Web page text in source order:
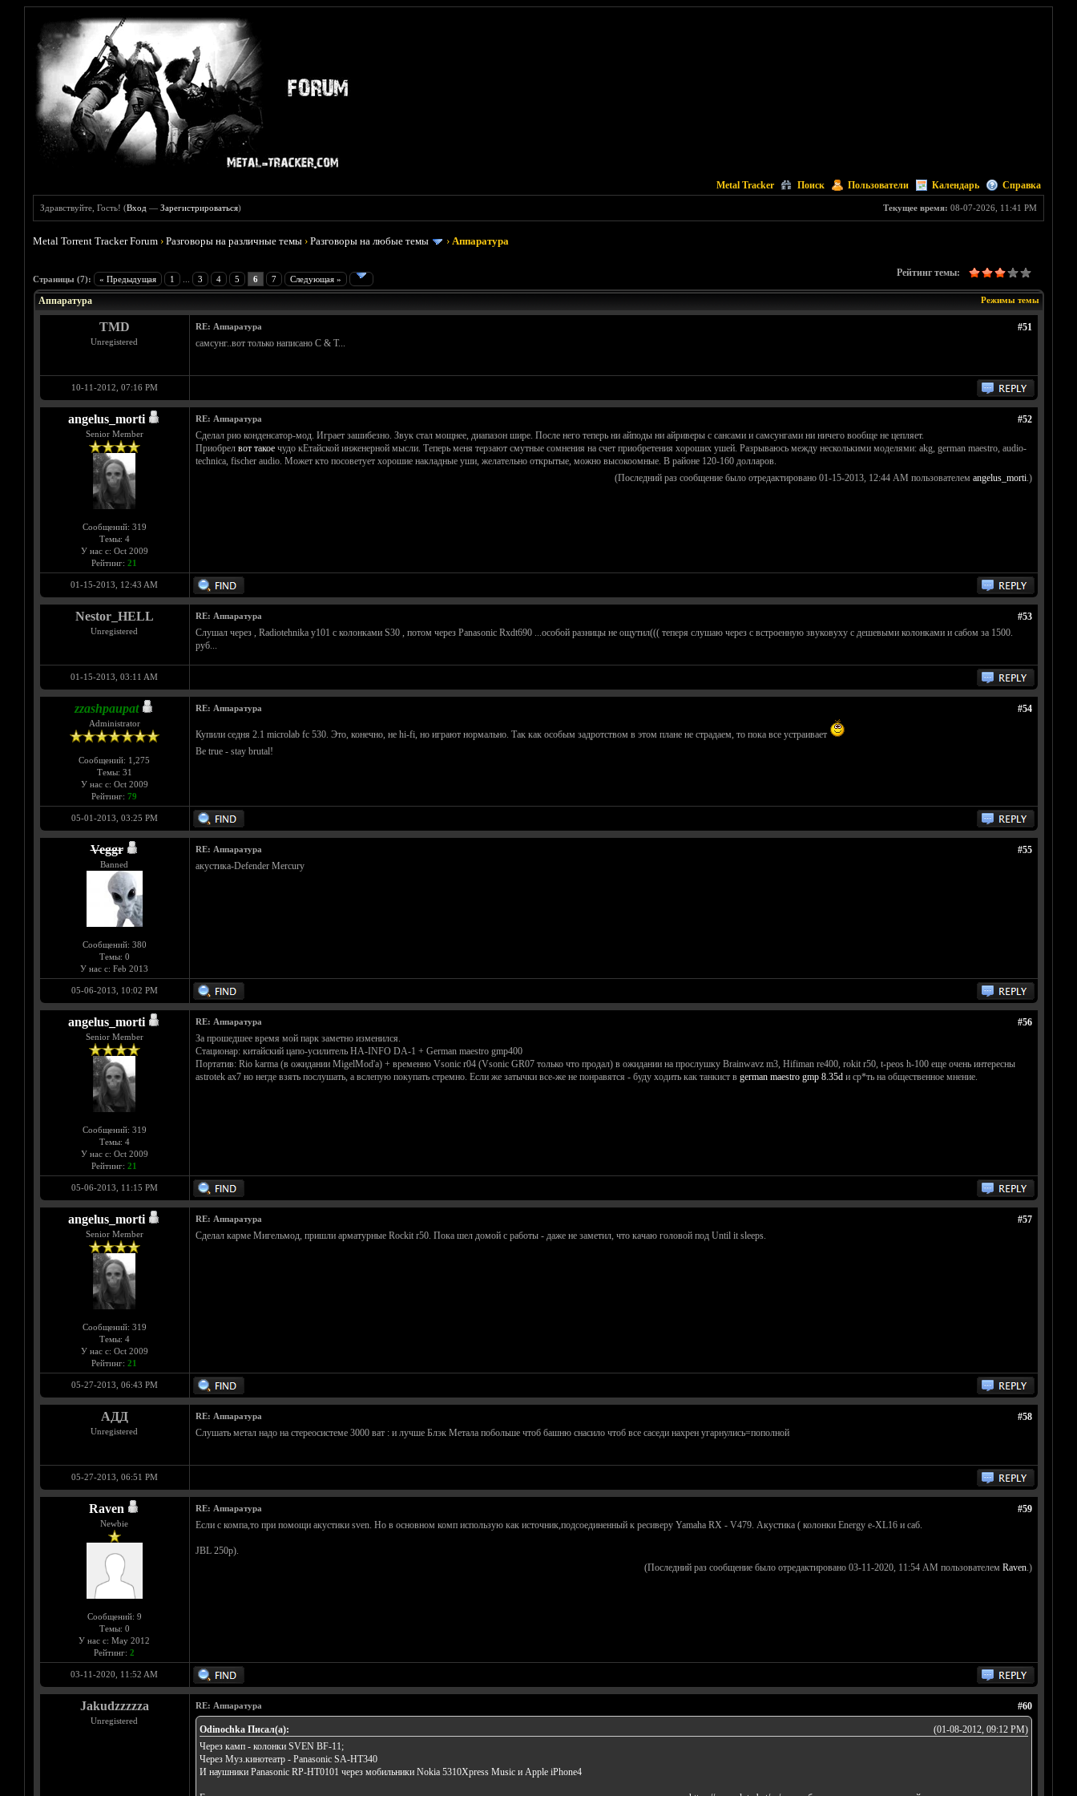
Metal Tracker Поиск Пользователи Календарь Справка
Текущее время: 08-07-2026, 11:41 PM
Здравствуйте, Гость! (Вход —Зарегистрироваться)
Metal Torrent Tracker Forum ›Разговоры на различные темы ›Разговоры на любые темы ›Аппаратура
Страницы (7): « Предыдущая 1 3 4 5 6 7 Следующая »
Рейтинг темы:
Голосов: 2 - Средняя оценка: 2.5
1
2
3
4
5
Режимы темы
Аппаратура
TMD
Unregistered
#51
RE: Аппаратура
самсунг..вот только написано C & T...
10-11-2012, 07:16 PM
angelus_morti
Senior Member
Сообщений: 319
Темы: 4
У нас с: Oct 2009
Рейтинг: 21
#52
RE: Аппаратура
Сделал рио конденсатор-мод. Играет зашибезно. Звук стал мощнее, диапазон шире. После него теперь ни айподы ни айриверы с сансами и самсунгами ни ничего вообще не цепляет.
Приобрел вот такоечудо кЕтайской инженерной мысли. Теперь меня терзают смутные сомнения на счет приобретения хороших ушей. Разрываюсь между несколькими моделями: akg, german maestro, audio-
technica, fischer audio. Может кто посоветует хорошие накладные уши, желательно открытые, можно высокоомные. В районе 120-160 долларов.
(Последний раз сообщение было отредактировано 01-15-2013, 12:44 AM пользователем angelus_morti.)
01-15-2013, 12:43 AM
Nestor_HELL
Unregistered
#53
RE: Аппаратура
Слушал через , Radiotehnika y101 с колонками S30 , потом через Panasonic Rxdt690 ...особой разницы не ощутил((( теперя слушаю через с встроенную звуковуху с дешевыми колонками и сабом за 1500.
руб...
01-15-2013, 03:11 AM
zzashpaupat
Administrator
Сообщений: 1,275
Темы: 31
У нас с: Oct 2009
Рейтинг: 79
#54
RE: Аппаратура
Купили седня 2.1 microlab fc 530. Это, конечно, не hi-fi, но играют нормально. Так как особым задротством в этом плане не страдаем, то пока все устраивает
Be true - stay brutal!
05-01-2013, 03:25 PM
Veggr
Banned
Сообщений: 380
Темы: 0
У нас с: Feb 2013
#55
RE: Аппаратура
акустика-Defender Mercury
05-06-2013, 10:02 PM
angelus_morti
Senior Member
Сообщений: 319
Темы: 4
У нас с: Oct 2009
Рейтинг: 21
#56
RE: Аппаратура
За прошедшее время мой парк заметно изменился.
Стационар: китайский цапо-усилитель HA-INFO DA-1 + German maestro gmp400
Портатив: Rio karma (в ожидании MigelMod'a) + временно Vsonic r04 (Vsonic GR07 только что продал) в ожидании на прослушку Brainwavz m3, Hifiman re400, rokit r50, t-peos h-100 еще очень интересны
astrotek ax7 но негде взять послушать, а вслепую покупать стремно. Если же затычки все-же не понравятся - буду ходить как танкист в german maestro gmp 8.35dи ср*ть на общественное мнение.
05-06-2013, 11:15 PM
angelus_morti
Senior Member
Сообщений: 319
Темы: 4
У нас с: Oct 2009
Рейтинг: 21
#57
RE: Аппаратура
Сделал карме Мигельмод, пришли арматурные Rockit r50. Пока шел домой с работы - даже не заметил, что качаю головой под Until it sleeps.
05-27-2013, 06:43 PM
АДД
Unregistered
#58
RE: Аппаратура
Слушать метал надо на стереосистеме 3000 ват : и лучше Блэк Метала побольше чтоб башню снасило чтоб все саседи нахрен угарнулись=пополной
05-27-2013, 06:51 PM
Raven
Newbie
Сообщений: 9
Темы: 0
У нас с: May 2012
Рейтинг: 2
#59
RE: Аппаратура
Если с компа,то при помощи акустики sven. Но в основном комп использую как источник,подсоединенный к ресиверу Yamaha RX - V479. Акустика ( колонки Energy e-XL16 и саб.
JBL 250p).
(Последний раз сообщение было отредактировано 03-11-2020, 11:54 AM пользователем Raven.)
03-11-2020, 11:52 AM
Jakudzzzzza
Unregistered
#60
RE: Аппаратура
(01-08-2012, 09:12 PM)
Odinochka Писал(а):
Через камп - колонки SVEN BF-11;
Через Муз.кинотеатр - Panasonic SA-HT340
И наушники Panasonic RP-HT0101 через мобильники Nokia 5310Xpress Music и Apple iPhone4